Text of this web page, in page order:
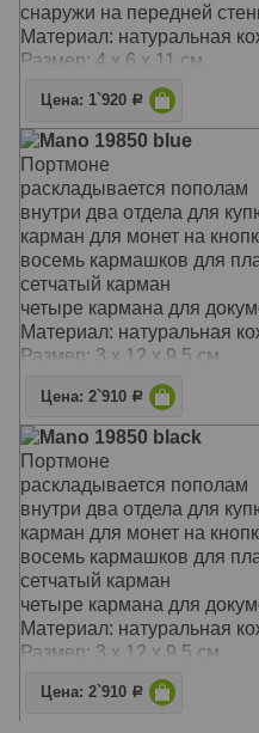
снаружи на передней
Материал: натуральная
Размер: 4 x 6 x 11 см
Цена: 1`920 Р
Mano 19850 blue
Портмоне
раскладывается пополам
внутри два отдела для
карман для монет на
восемь кармашков для
сетчатый карман
четыре кармана для
Материал: натуральная
Размер: 3 x 12 x 9.5 см
Цена: 2`910 Р
Mano 19850 black
Портмоне
раскладывается пополам
внутри два отдела для
карман для монет на
восемь кармашков для
сетчатый карман
четыре кармана для
Материал: натуральная
Размер: 3 x 12 x 9.5 см
Цена: 2`910 Р